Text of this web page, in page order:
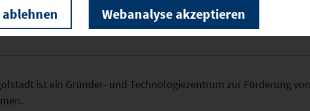
ist ein Gründer- und Technologiezentrum zur Förderung von
Webanalyse akzeptieren